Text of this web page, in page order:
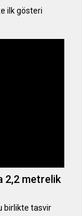
ilk gösteri
2,2 metrelik
birlikte tasvir